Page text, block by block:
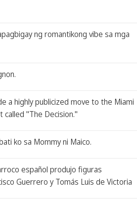
ng romantikong vibe sa mga
a highly publicized move to the Miami
"The Decision."
ko sa Mommy ni Maico.
español produjo figuras
Guerrero y Tomás Luis de Victoria